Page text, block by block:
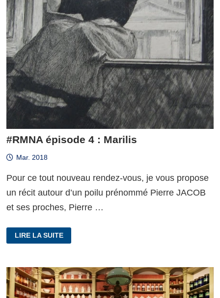
#RMNA épisode 4 : Marilis
Mar. 2018
Pour ce tout nouveau rendez-vous, je vous propose
un récit autour d’un poilu prénommé Pierre JACOB
et ses proches, Pierre …
ÉPISODE
4
LIRE LA SUITE